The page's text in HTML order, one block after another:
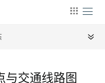
与交通线路图